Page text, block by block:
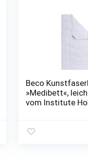
Beco
»Medibett«,
vom Institute